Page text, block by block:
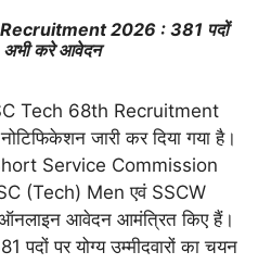
2026 : 381 पदों
करे आवेदन
Tech 68th Recruitment
जारी कर दिया गया है।
Service Commission
(Tech) Men एवं SSCW
आवेदन आमंत्रित किए हैं।
पदों पर योग्य उम्मीदवारों का चयन